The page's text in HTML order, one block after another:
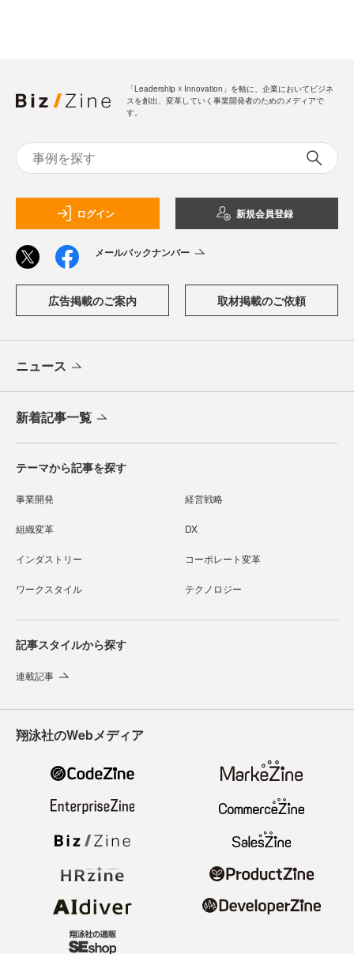
「Leadership ☓ Innovation」を軸に、企業においてビジネ
スを創出、変革していく事業開発者のためのメディアで
す。
ログイン 新規会員登録
メールバックナンバー
広告掲載のご案内 取材掲載のご依頼
ニュース
新着記事一覧
テーマから記事を探す
事業開発 経営戦略
組織変革 DX
インダストリー コーポレート変革
ワークスタイル テクノロジー
記事スタイルから探す
連載記事
翔泳社のWebメディア